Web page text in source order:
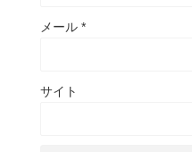
メール *
サイト